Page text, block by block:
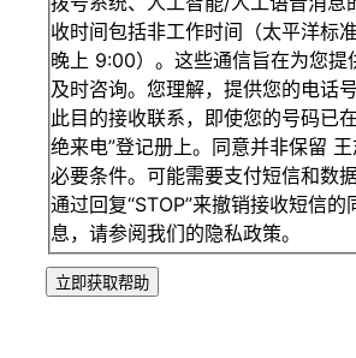
收时间包括非工作时间（太平洋标
晚上 9:00）。这些通信旨在为您提
及时咨询。您理解，提供您的电话
此目的接收联系，即使您的号码已
绝来电”登记册上。同意并非保留
必要条件。可能需要支付短信和数
通过回复“STOP”来撤销接收短信
息，请参阅我们的隐私政策。
立即获取帮助